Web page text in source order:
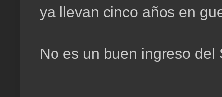
ya llevan cinco años en
No es un buen ingreso del